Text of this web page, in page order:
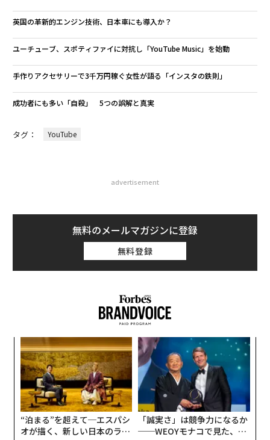
英国の革新的エンジン技術、日本車にも導入か？
ユーチューブ、スポティファイに対抗し「YouTube Music」を始動
手作りアクセサリーで3千万円稼ぐ女性が語る「インスタの鉄則」
成功者にも多い「自殺」 5つの誤解と真実
タグ： YouTube
advertisement
無料のメールマガジンに登録
無料登録
“泊まる”を超えて─エスパシ
オが描く、新しい日本のラグ
「誠実さ」は競争力になるか
──WEOYモナコで見た、く